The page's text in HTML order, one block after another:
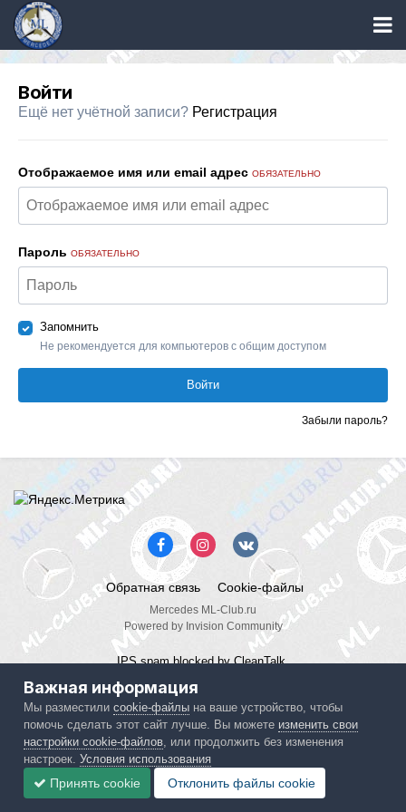
Войти
Ещё нет учётной записи? Регистрация
Отображаемое имя или email адрес ОБЯЗАТЕЛЬНО
Пароль ОБЯЗАТЕЛЬНО
Запомнить
Не рекомендуется для компьютеров с общим доступом
Войти
Забыли пароль?
Обратная связь Cookie-файлы
Mercedes ML-Club.ru
Powered by Invision Community
Важная информация
Мы разместилиcookie-файлы на ваше устройство, чтобы
помочь сделать этот сайт лучше. Вы можете изменить свои
настройки cookie-файлов , или продолжить без изменения
настроек.Условия использования
Принять cookie Отклонить файлы сookie
IPS spamblocked by CleanTalk.